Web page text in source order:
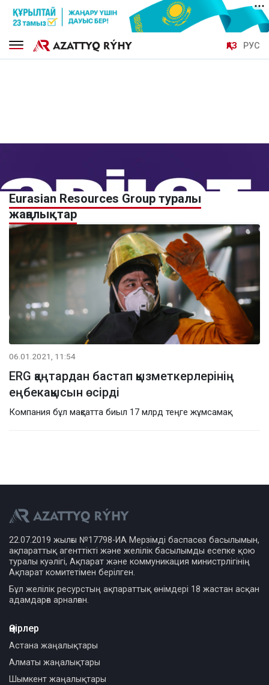
ҚАЗ РУС
Eurasian Resources Group туралы
жаңалықтар
06.01.2021, 11:54
ERG қаңтардан бастап қызметкерлерінің
еңбекақысын өсірді
Компания бұл мақсатта биыл 17 млрд теңге жұмсамақ
22.07.2019 жылғы №17798-ИА Мерзімді баспасөз басылымын,
ақпараттық агенттікті және желілік басылымды есепке қою
туралы куәлігі, Ақпарат және коммуникация министрлігінің
Ақпарат комитетімен берілген.
Бұл желілік ресурстың ақпараттық өнімдері 18 жастан асқан
адамдарға арналған.
Өңірлер
Астана жаңалықтары
Алматы жаңалықтары
Шымкент жаңалықтары